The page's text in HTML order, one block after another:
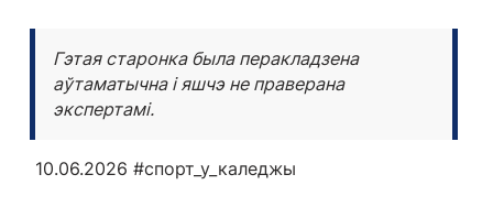
Гэтая старонка была перакладзена
аўтаматычна і яшчэ не праверана
экспертамі.
10.06.2026 #спорт_у_каледжы